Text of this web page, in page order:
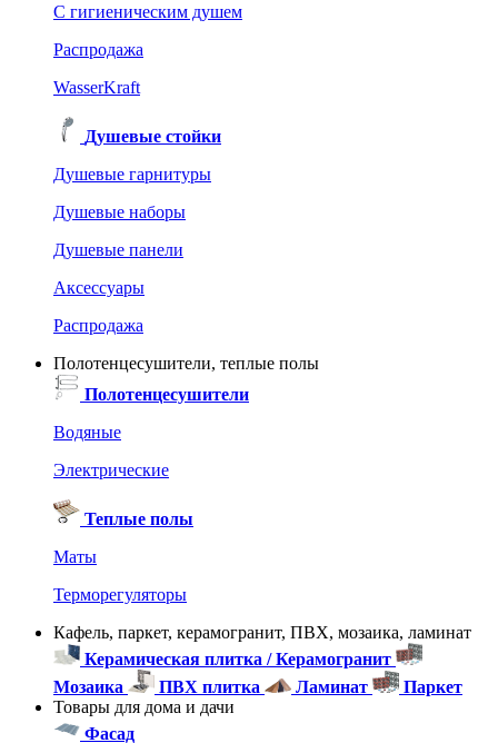
C гигиеническим душем
Распродажа
WasserKraft
Душевые стойки
Душевые гарнитуры
Душевые наборы
Душевые панели
Аксессуары
Распродажа
Полотенцесушители, теплые полы
Полотенцесушители
Водяные
Электрические
Теплые полы
Маты
Терморегуляторы
Кафель, паркет, керамогранит, ПВХ, мозаика, ламинат
Керамическая плитка / Керамогранит
Мозаика
ПВХ плитка Ламинат
Паркет
Товары для дома и дачи
Фасад